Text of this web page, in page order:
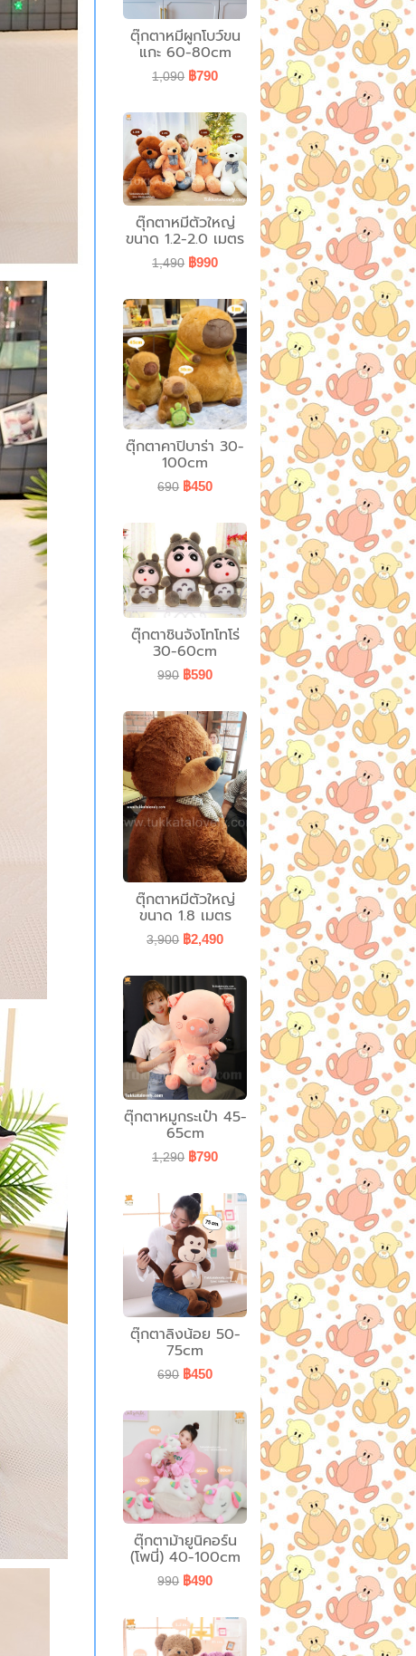
ตุ๊กตาหมีผูกโบว์ขน
แกะ 60-80cm
1,090 ฿790
ตุ๊กตาหมีตัวใหญ่
ขนาด 1.2-2.0 เมตร
1,490 ฿990
ตุ๊กตาคาปิบาร่า 30-
100cm
690 ฿450
ตุ๊กตาชินจังโทโทโร่
30-60cm
990 ฿590
ตุ๊กตาหมีตัวใหญ่
ขนาด 1.8 เมตร
3,900 ฿2,490
ตุ๊กตาหมูกระเป๋า 45-
65cm
1,290 ฿790
ตุ๊กตาลิงน้อย 50-
75cm
690 ฿450
ตุ๊กตาม้ายูนิคอร์น
(โพนี่) 40-100cm
990 ฿490